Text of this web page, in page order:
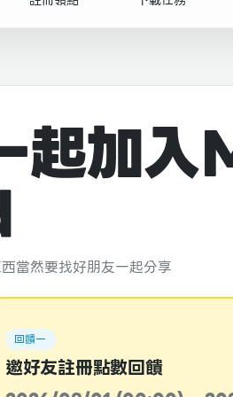
起加
當然要找好朋友一起分享
回饋一
邀好友註冊點數回饋